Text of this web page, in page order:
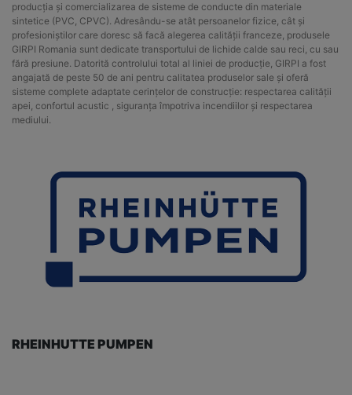
producția și comercializarea de sisteme de conducte din materiale
sintetice (PVC, CPVC). Adresându-se atât persoanelor fizice, cât și
profesioniștilor care doresc să facă alegerea calității franceze, produsele
GIRPI Romania sunt dedicate transportului de lichide calde sau reci, cu sau
fără presiune. Datorită controlului total al liniei de producție, GIRPI a fost
angajată de peste 50 de ani pentru calitatea produselor sale și oferă
sisteme complete adaptate cerințelor de construcție: respectarea calității
apei, confortul acustic , siguranța împotriva incendiilor și respectarea
mediului.
RHEINHUTTE PUMPEN